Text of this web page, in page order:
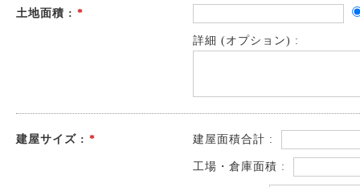
土地面積 : *
詳細 (オプション) :
建屋サイズ : * 建屋面積合計 :
工場・倉庫面積 :